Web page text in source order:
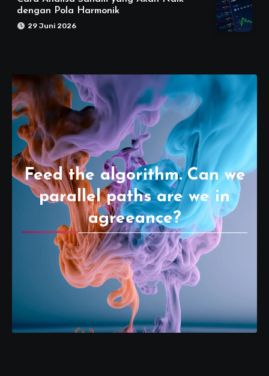
dengan Pola Harmonik
29 Juni 2026
Feed the algorithm. Can we
parallel paths are we in
agreeance?